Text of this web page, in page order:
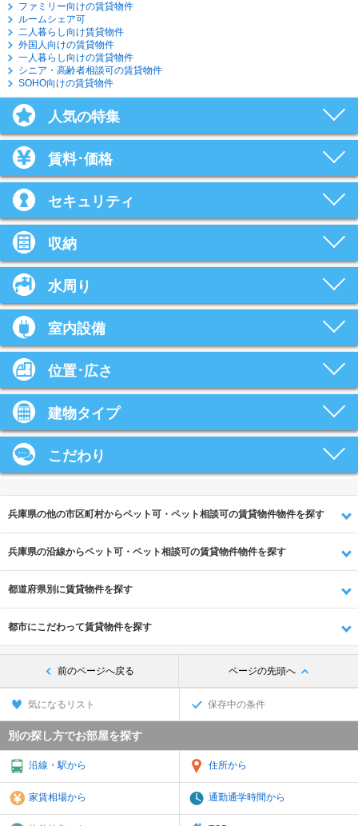
ファミリー向けの賃貸物件
ルームシェア可
二人暮らし向け賃貸物件
外国人向けの賃貸物件
一人暮らし向けの賃貸物件
シニア・高齢者相談可の賃貸物件
SOHO向けの賃貸物件
人気の特集
賃料･価格
セキュリティ
収納
水周り
室内設備
位置･広さ
建物タイプ
こだわり
兵庫県の他の市区町村からペット可・ペット相談可の賃貸物件物件を探す
兵庫県の沿線からペット可・ペット相談可の賃貸物件物件を探す
都道府県別に賃貸物件を探す
都市にこだわって賃貸物件を探す
前のページへ戻る ページの先頭へ
気になるリスト 保存中の条件
別の探し方でお部屋を探す
沿線・駅から 住所から
家賃相場から 通勤通学時間から